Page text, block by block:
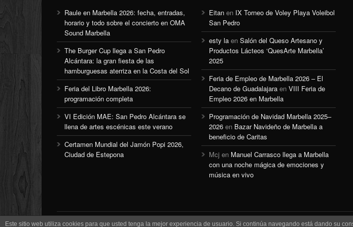
Raule en Marbella 2026: fecha, entradas,
horario y todo sobre el concierto en OMA
Sound Marbella
The Burger Cup llega a San Pedro
Alcántara: la gran fiesta de las
hamburguesas aterriza en la Costa del Sol
Feria del Libro Marbella 2026:
programación completa
VI Edición MAE: San Pedro Alcántara se
llena de artes escénicas este verano
Certamen Mundial del Jamón Popi 2026,
Ciudad de Estepona
Eitan en IX Torneo de Voley Playa Voleibol
San Pedro
esty la en Salón del Queso Artesano y
Productos Lácteos ‘QuesArte Marbella’
2025
Feria de Empleo de Marbella 2026 – El
Decano de Guadalajara en VIII Feria de
Empleo 2026 en Marbella
Programación de Navidad Marbella 2025–
2026 en Bazar Navideño de Marbella a
beneficio de Caritas
Mcj en Manuel Carrasco llega a Marbella
con una noche mágica de emociones y
música en vivo
Este sitio web utiliza cookies para que usted tenga la mejor experiencia de usuario. Si continúa navegando está dando su